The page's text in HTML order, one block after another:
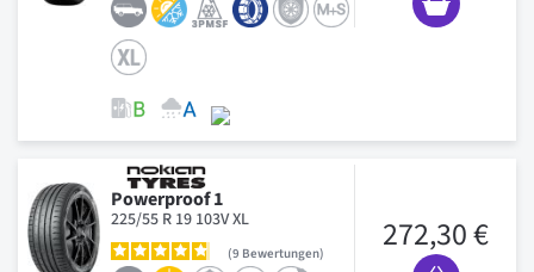
Powerproof 1
225/55 R 19 103V XL
9 Bewertungen 272,30 €